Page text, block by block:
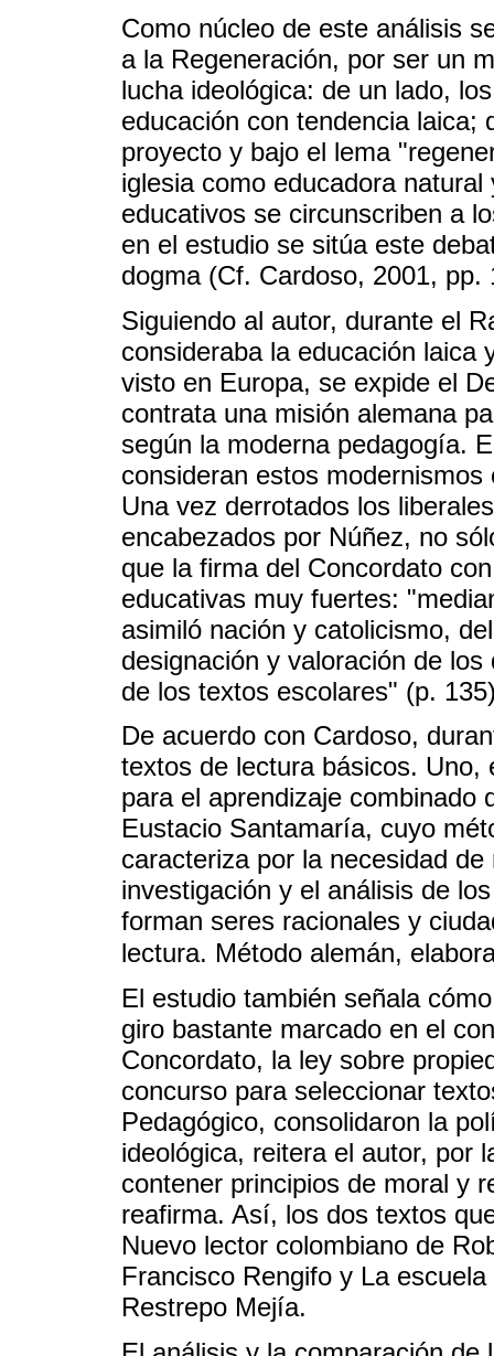
Como núcleo de este análisis
a la Regeneración, por ser un
lucha ideológica: de un lado,
educación con tendencia laica;
proyecto y bajo el lema
iglesia como educadora
educativos se circunscriben a
en el estudio se sitúa este
dogma (Cf. Cardoso, 2001, pp.
Siguiendo al autor, durante el
consideraba la educación laica
visto en Europa, se expide el
contrata una misión alemana
según la moderna pedagogía.
consideran estos
Una vez derrotados los
encabezados por Núñez, no
que la firma del Concordato
educativas muy fuertes:
asimiló nación y catolicismo,
designación y valoración de
de los textos escolares" (p.
De acuerdo con Cardoso,
textos de lectura básicos. Uno,
para el aprendizaje combinado
Eustacio Santamaría, cuyo
caracteriza por la necesidad
investigación y el análisis de
forman seres racionales y
lectura. Método alemán,
El estudio también señala
giro bastante marcado en el
Concordato, la ley sobre
concurso para seleccionar
Pedagógico, consolidaron la
ideológica, reitera el autor, por
contener principios de moral y
reafirma. Así, los dos textos
Nuevo lector colombiano de
Francisco Rengifo y La
Restrepo Mejía.